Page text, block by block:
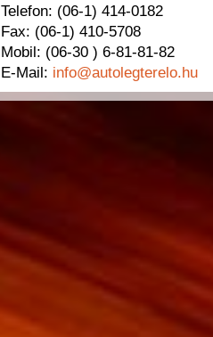
Telefon: (06-1) 414-0182
Fax: (06-1) 410-5708
Mobil: (06-30 ) 6-81-81-82
E-Mail: info@autolegterelo.hu